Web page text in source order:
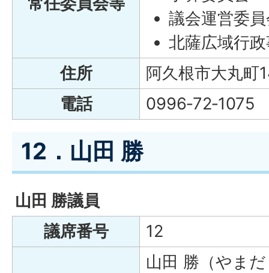
議会運営委
北薩広域行
住所
阿久根市大丸町
電話
0996‐72‐1075
12．山田 勝
山田 勝議員
議席番号
12
山田 勝（やま